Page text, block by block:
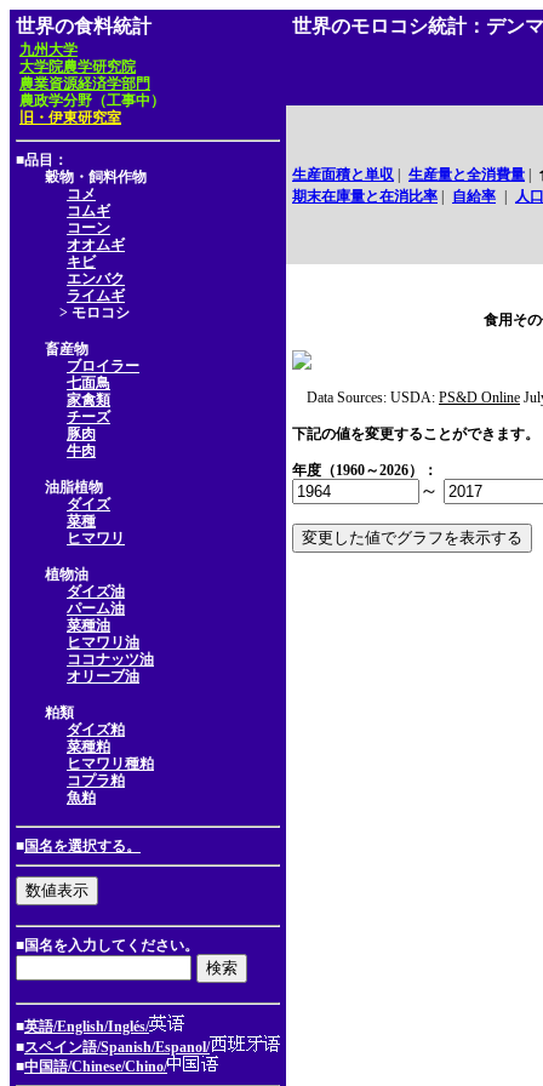
世界の食料統計
九州大学
大学院農学研究院
農業資源経済学部門
農政学分野（工事中）
旧・伊東研究室
■品目：
穀物・飼料作物
コメ
コムギ
コーン
オオムギ
キビ
エンバク
ライムギ
> モロコシ
畜産物
ブロイラー
七面鳥
家禽類
チーズ
豚肉
牛肉
油脂植物
ダイズ
菜種
ヒマワリ
植物油
ダイズ油
パーム油
菜種油
ヒマワリ油
ココナッツ油
オリーブ油
粕類
ダイズ粕
菜種粕
ヒマワリ種粕
コプラ粕
魚粕
■国名を選択する。
■国名を入力してください。
■英語/English/Inglés/
■スペイン語/Spanish/Espanol/
■中国語/Chinese/Chino/
世界のモロコシ統計：デン
生産面積と単収 生産量と全消費量
期末在庫量と在消比率
自給率 人口
食用そ
Data Sources: USDA: PS&D Online
下記の値を変更することができます。
年度（1960～2026）：
～